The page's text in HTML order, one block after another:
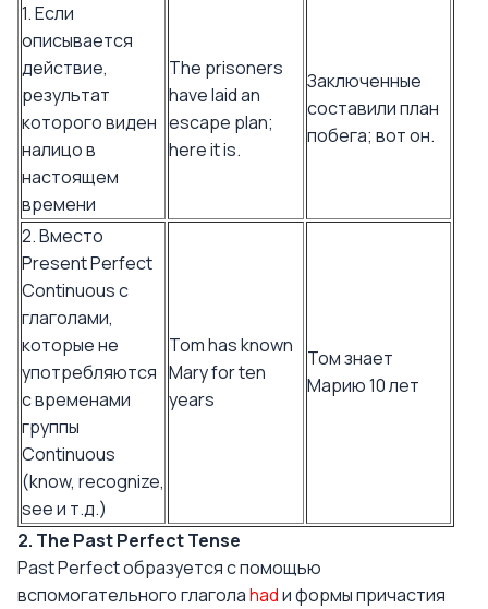
1. Если
описывается
действие,
результат
которого виден
налицо в
настоящем
времени
The prisoners
have laid an
escape plan;
here it is.
Заключенные
составили план
побега; вот он.
2. Вместо
Present Perfect
Continuous с
глаголами,
которые не
употребляются
с временами
группы
Continuous
(know, recognize,
see и т.д.)
Tom has known
Mary for ten
years
Том знает
Марию 10 лет
2. The Past Perfect Tense
Past Perfect образуется с помощью
вспомогательного глаголаhadи формы причастия